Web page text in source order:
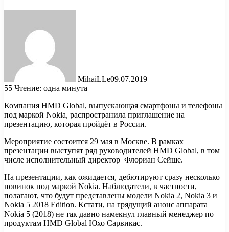
MihaiLLe09.07.2019
55 Чтение: одна минута
Компания HMD Global, выпускающая смартфоны и телефоны
под маркой Nokia, распространила приглашение на
презентацию, которая пройдёт в России.
Мероприятие состоится 29 мая в Москве. В рамках
презентации выступят ряд руководителей HMD Global, в том
числе исполнительный директор Флориан Сейше.
На презентации, как ожидается, дебютируют сразу несколько
новинок под маркой Nokia. Наблюдатели, в частности,
полагают, что будут представлены модели Nokia 2, Nokia 3 и
Nokia 5 2018 Edition. Кстати, на грядущий анонс аппарата
Nokia 5 (2018) не так давно намекнул главный менеджер по
продуктам HMD Global Юхо Сарвикас.